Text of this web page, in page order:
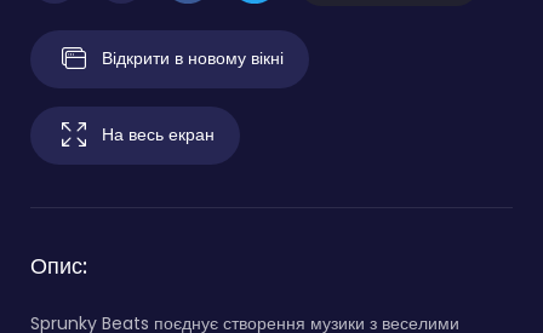
Відкрити в новому вікні
На весь екран
Опис:
Sprunky Beats поєднує створення музики з веселими